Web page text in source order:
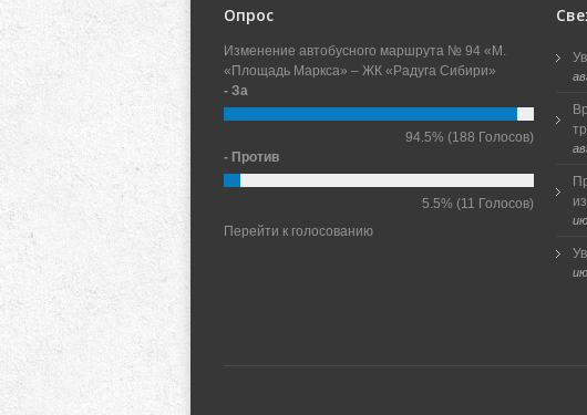
Опрос
Изменение автобусного маршрута № 94 «М.
«Площадь Маркса» – ЖК «Радуга Сибири»
- За
94.5% (188 Голосов)
- Против
5.5% (11 Голосов)
Перейти к голосованию